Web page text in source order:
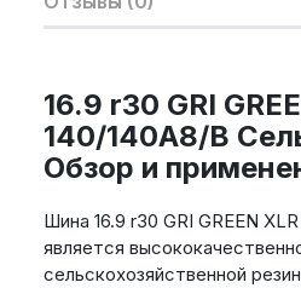
16.9 r30 GRI
140/140A8/B
Обзор и
Шина 16.9 r30 GRI GREEN
является
сельскохозяйственной